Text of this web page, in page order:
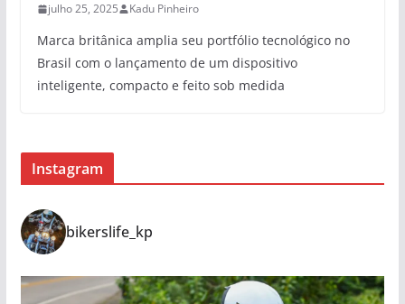
julho 25, 2025 Kadu Pinheiro
Marca britânica amplia seu portfólio tecnológico no
Brasil com o lançamento de um dispositivo
inteligente, compacto e feito sob medida
Instagram
bikerslife_kp